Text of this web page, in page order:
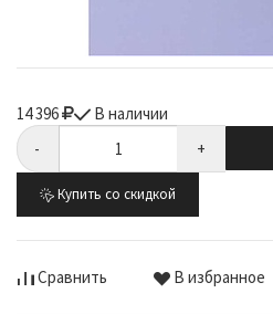
14 396
В наличии
-
+
Купить со скидкой
Сравнить В избранное